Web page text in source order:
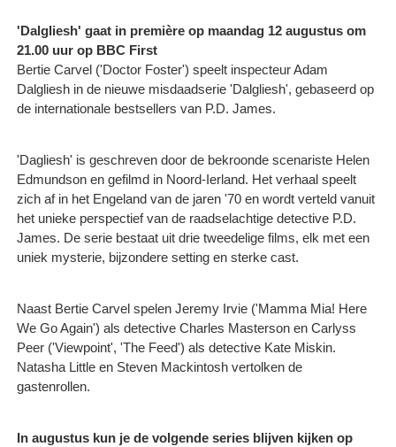
'Dalgliesh' gaat in première op maandag 12 augustus om
21.00 uur op BBC First
Bertie Carvel ('Doctor Foster') speelt inspecteur Adam
Dalgliesh in de nieuwe misdaadserie 'Dalgliesh', gebaseerd op
de internationale bestsellers van P.D. James.
'Dagliesh' is geschreven door de bekroonde scenariste Helen
Edmundson en gefilmd in Noord-Ierland. Het verhaal speelt
zich af in het Engeland van de jaren '70 en wordt verteld vanuit
het unieke perspectief van de raadselachtige detective P.D.
James. De serie bestaat uit drie tweedelige films, elk met een
uniek mysterie, bijzondere setting en sterke cast.
Naast Bertie Carvel spelen Jeremy Irvie ('Mamma Mia! Here
We Go Again') als detective Charles Masterson en Carlyss
Peer ('Viewpoint', 'The Feed') als detective Kate Miskin.
Natasha Little en Steven Mackintosh vertolken de
gastenrollen.
In augustus kun je de volgende series blijven kijken op